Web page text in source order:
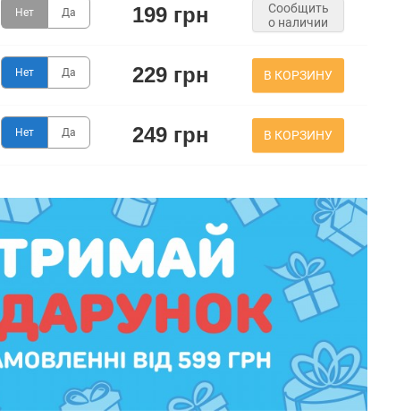
Нет Да 199 грн
Сообщить
о наличии
Нет Да 229 грн В КОРЗИНУ
Нет Да 249 грн В КОРЗИНУ